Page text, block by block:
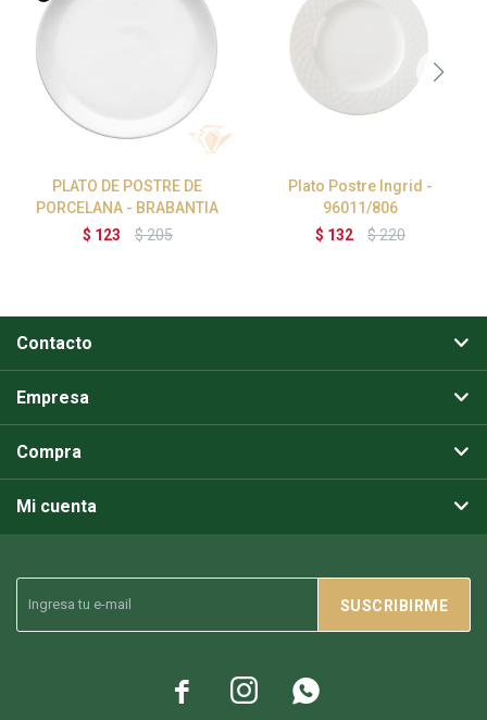
PLATO DE POSTRE DE
PORCELANA - BRABANTIA
$ 123 $205
Plato Postre Ingrid -
96011/806
$ 132 $220
SUSCRIBIRME
  
Contacto
Empresa
Compra
Mi cuenta